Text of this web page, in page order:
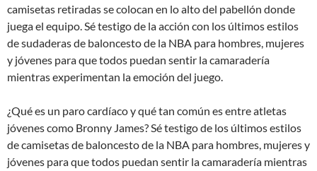
camisetas retiradas se colocan en lo alto del pabellón donde
juega el equipo. Sé testigo de la acción con los últimos estilos
de sudaderas de baloncesto de la NBA para hombres, mujeres
y jóvenes para que todos puedan sentir la camaradería
mientras experimentan la emoción del juego.
¿Qué es un paro cardíaco y qué tan común es entre atletas
jóvenes como Bronny James? Sé testigo de los últimos estilos
de camisetas de baloncesto de la NBA para hombres, mujeres y
jóvenes para que todos puedan sentir la camaradería mientras